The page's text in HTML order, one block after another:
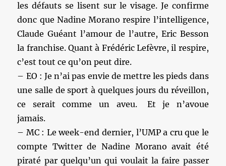
les défauts se lisent sur le visage. Je confirme
donc que Nadine Morano respire l’intelligence,
Claude Guéant l’amour de l’autre, Eric Besson
la franchise. Quant à Frédéric Lefèvre, il respire,
c’est tout ce qu’on peut dire.
– EO : Je n’ai pas envie de mettre les pieds dans
une salle de sport à quelques jours du réveillon,
ce serait comme un aveu. Et je n’avoue
jamais.
– MC : Le week-end dernier, l’UMP a cru que le
compte Twitter de Nadine Morano avait été
piraté par quelqu’un qui voulait la faire passer